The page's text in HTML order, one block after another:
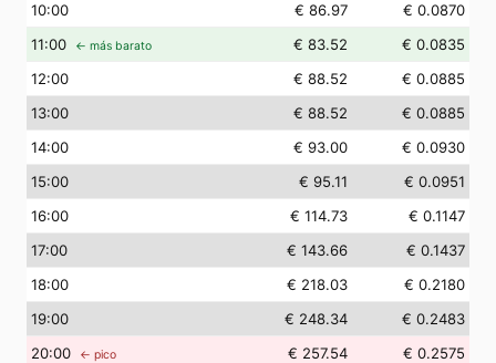
10:00 € 86.97
€ 0.0870
11:00 ← más barato € 83.52
€ 0.0835
12:00 € 88.52
€ 0.0885
13:00 € 88.52
€ 0.0885
14:00 € 93.00
€ 0.0930
15:00 € 95.11
€ 0.0951
16:00 € 114.73
€ 0.1147
17:00 € 143.66
€ 0.1437
18:00 € 218.03
€ 0.2180
19:00 € 248.34
€ 0.2483
20:00 ← pico € 257.54
€ 0.2575